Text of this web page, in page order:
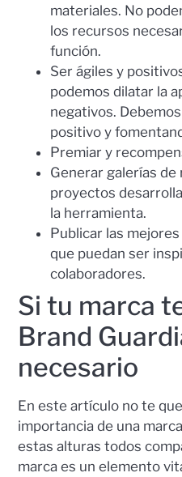
materiales. No
los recursos
función.
Ser ágiles y
podemos dilatar la
negativos.
positivo y
Premiar y
Generar galerías de
proyectos
la herramienta.
Publicar las
que puedan ser
colaboradores.
Si tu marca
Brand
necesario
En este artículo no te
importancia de una
estas alturas todos
marca es un elemento